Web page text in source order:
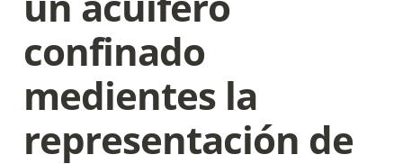
confinado
medientes la
representación de